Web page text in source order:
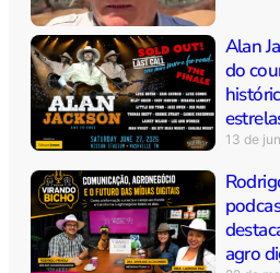
Alan
do
13 de
agro